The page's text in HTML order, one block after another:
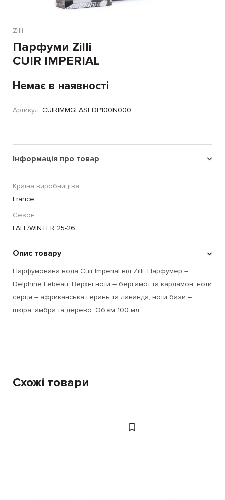
Zilli
Парфуми Zilli
CUIR IMPERIAL
Немає в наявності
Артикул: CUIRIMMGLASEDP100N000
Інформація про товар
Країна виробництва:
France
Сезон:
FALL/WINTER 25-26
Опис товару
Парфумована вода Cuir Imperial від Zilli. Парфумер –
Delphine Lebeau. Верхні ноти – бергамот та кардамон; ноти
серця – африканська герань та лаванда; ноти бази –
шкіра, амбра та дерево. Об'єм 100 мл.
Схожі товари